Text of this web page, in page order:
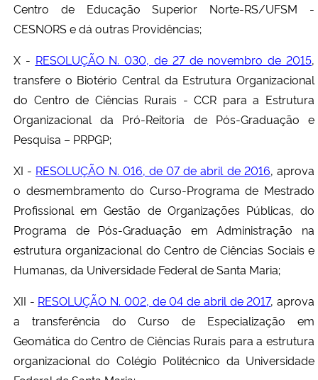
Centro de Educação Superior Norte-RS/UFSM -
CESNORS e dá outras Providências;
X - RESOLUÇÃO N. 030, de 27 de novembro de 2015,
transfere o Biotério Central da Estrutura Organizacional
do Centro de Ciências Rurais - CCR para a Estrutura
Organizacional da Pró-Reitoria de Pós-Graduação e
Pesquisa – PRPGP;
XI - RESOLUÇÃO N. 016, de 07 de abril de 2016, aprova
o desmembramento do Curso-Programa de Mestrado
Profissional em Gestão de Organizações Públicas, do
Programa de Pós-Graduação em Administração na
estrutura organizacional do Centro de Ciências Sociais e
Humanas, da Universidade Federal de Santa Maria;
XII - RESOLUÇÃO N. 002, de 04 de abril de 2017, aprova
a transferência do Curso de Especialização em
Geomática do Centro de Ciências Rurais para a estrutura
organizacional do Colégio Politécnico da Universidade